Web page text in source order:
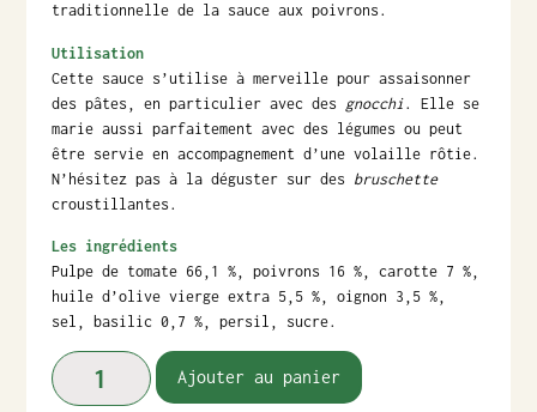
traditionnelle de la sauce aux poivrons.
Utilisation
Cette sauce s’utilise à merveille pour assaisonner
des pâtes, en particulier avec des gnocchi. Elle se
marie aussi parfaitement avec des légumes ou peut
être servie en accompagnement d’une volaille rôtie.
N’hésitez pas à la déguster sur des bruschette
croustillantes.
Les ingrédients
Pulpe de tomate 66,1 %, poivrons 16 %, carotte 7 %,
huile d’olive vierge extra 5,5 %, oignon 3,5 %,
sel, basilic 0,7 %, persil, sucre.
Ajouter au panier